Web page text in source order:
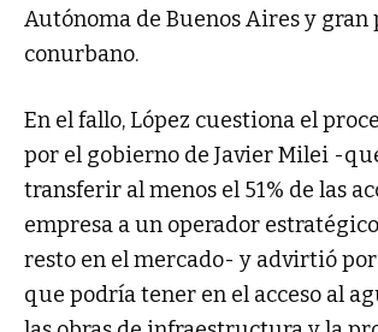
Autónoma de Buenos Aires y gran
conurbano.
En el fallo, López cuestiona el
por el gobierno de Javier Milei -
transferir al menos el 51% de las
empresa a un operador
resto en el mercado- y advirtió
que podría tener en el acceso al